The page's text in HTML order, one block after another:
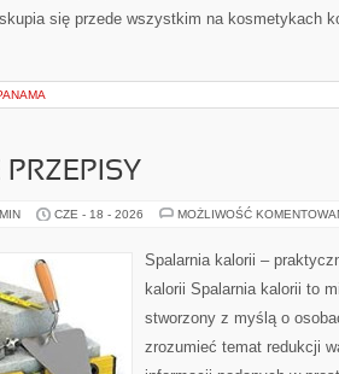
się przede wszystkim na kosmetykach
CZE - 18 - 2026 MOŻLIWOŚĆ
Spalarnia kalorii –
kalorii Spalarnia kalorii to
stworzony z myślą o
zrozumieć temat redukcji